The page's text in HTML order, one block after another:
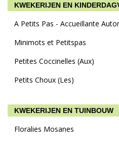
KWEKERIJEN EN
A Petits Pas - Accueillante
Minimots et Petitspas
Petites Coccinelles (Aux)
Petits Choux (Les)
KWEKERIJEN EN TUINBOUW
Floralies Mosanes